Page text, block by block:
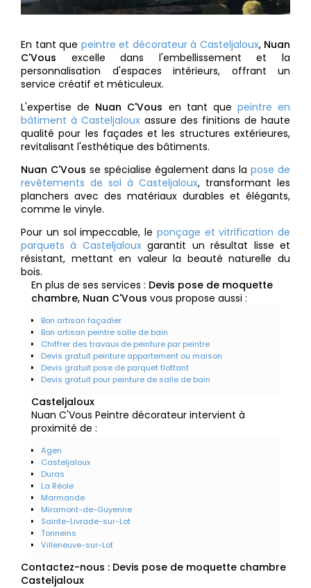
En tant que peintre et décorateur à Casteljaloux, Nuan
C'Vous excelle dans l'embellissement et la
personnalisation d'espaces intérieurs, offrant un
service créatif et méticuleux.
L'expertise de Nuan C'Vous en tant que peintre en
bâtiment à Casteljaloux assure des finitions de haute
qualité pour les façades et les structures extérieures,
revitalisant l'esthétique des bâtiments.
Nuan C'Vous se spécialise également dans lapose de
revêtements de sol à Casteljaloux, transformant les
planchers avec des matériaux durables et élégants,
comme le vinyle.
Pour un sol impeccable, le ponçage et vitrification de
parquets à Casteljalouxgarantit un résultat lisse et
résistant, mettant en valeur la beauté naturelle du
bois.
En plus de ses services : Devis pose de moquette
chambre, Nuan C'Vous vous propose aussi :
Bon artisan façadier
Bon artisan peintre salle de bain
Chiffrer des travaux de peinture par peintre
Devis gratuit peinture appartement ou maison
Devis gratuit pose de parquet flottant
Devis gratuit pour peinture de salle de bain
Casteljaloux
Nuan C'Vous Peintre décorateur intervient à
proximité de :
Agen
Casteljaloux
Duras
La Réole
Marmande
Miramont-de-Guyenne
Sainte-Livrade-sur-Lot
Tonneins
Villeneuve-sur-Lot
Contactez-nous : Devis pose de moquette chambre
Casteljaloux